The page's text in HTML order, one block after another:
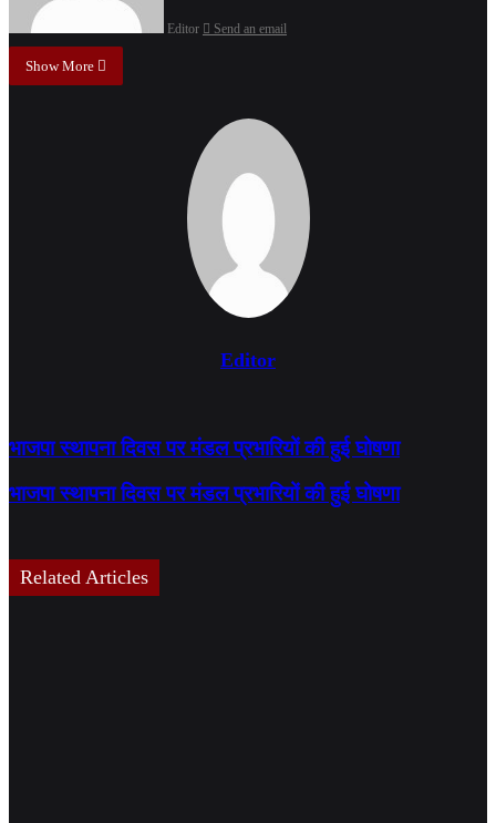
Editor Send an email
Show More
Editor
भाजपा स्थापना दिवस पर मंडल प्रभारियों की हुई घोषणा
भाजपा स्थापना दिवस पर मंडल प्रभारियों की हुई घोषणा
Related Articles